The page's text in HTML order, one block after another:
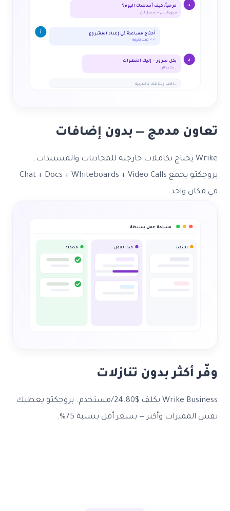
تعاون مدمج — بدون إضافات
Wrike يحتاج تكاملات خارجية للمحادثات والمستندات.
بروجكتو يجمع Chat + Docs + Whiteboards + Video Calls
في مكان واحد.
د مرحباً، كيف أساعدك اليوم؟
فريق الدعم — متصل الآن
أ أحتاج مساعدة في إعداد المشروع
تمت القراءة ✓✓
د بكل سرور — إليك الخطوات
يكتب الآن…
اكتب رسالتك بالعربية…
وفّر أكثر بدون تنازلات
Wrike Business يكلف $24.80/مستخدم. بروجكتو يعطيك
نفس المميزات وأكثر — بسعر أقل بنسبة 75%.
مساحة عمل بسيطة
للتنفيذ قيد العمل مكتملة